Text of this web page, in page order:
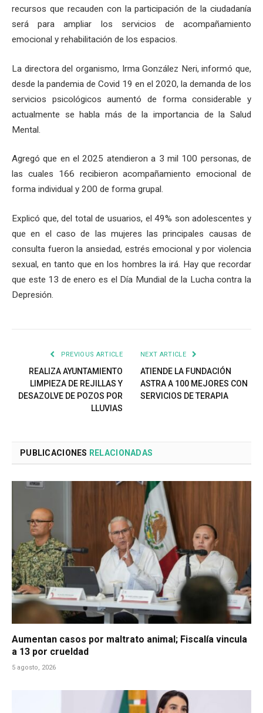
recursos que recauden con la participación de la ciudadanía
será para ampliar los servicios de acompañamiento
emocional y rehabilitación de los espacios.
La directora del organismo, Irma González Neri, informó que,
desde la pandemia de Covid 19 en el 2020, la demanda de los
servicios psicológicos aumentó de forma considerable y
actualmente se habla más de la importancia de la Salud
Mental.
Agregó que en el 2025 atendieron a 3 mil 100 personas, de
las cuales 166 recibieron acompañamiento emocional de
forma individual y 200 de forma grupal.
Explicó que, del total de usuarios, el 49% son adolescentes y
que en el caso de las mujeres las principales causas de
consulta fueron la ansiedad, estrés emocional y por violencia
sexual, en tanto que en los hombres la irá. Hay que recordar
que este 13 de enero es el Día Mundial de la Lucha contra la
Depresión.
PREVIOUS ARTICLE
REALIZA AYUNTAMIENTO
LIMPIEZA DE REJILLAS Y
DESAZOLVE DE POZOS POR
LLUVIAS
NEXT ARTICLE
ATIENDE LA FUNDACIÓN
ASTRA A 100 MEJORES CON
SERVICIOS DE TERAPIA
PUBLICACIONES RELACIONADAS
Aumentan casos por maltrato animal; Fiscalía vincula
a 13 por crueldad
5 agosto, 2026